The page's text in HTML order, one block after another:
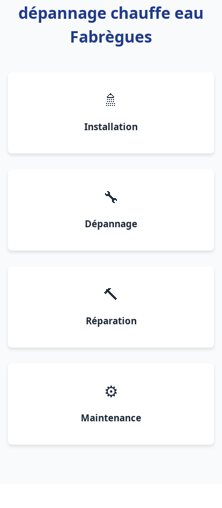
dépannage chauffe eau
Fabrègues
🚿
Installation
🔧
Dépannage
🔨
Réparation
⚙️
Maintenance